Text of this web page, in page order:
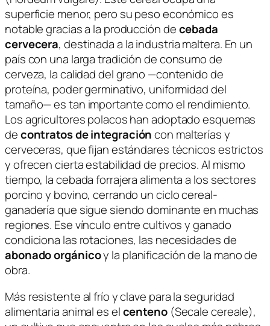
superficie menor, pero su peso económico es
notable gracias a la producción decebada
cervecera, destinada a la industria maltera. En un
país con una larga tradición de consumo de
cerveza, la calidad del grano —contenido de
proteína, poder germinativo, uniformidad del
tamaño— es tan importante como el rendimiento.
Los agricultores polacos han adoptado esquemas
decontratos de integracióncon malterías y
cerveceras, que fijan estándares técnicos estrictos
y ofrecen cierta estabilidad de precios. Al mismo
tiempo, la cebada forrajera alimenta a los sectores
porcino y bovino, cerrando un ciclo cereal-
ganadería que sigue siendo dominante en muchas
regiones. Ese vínculo entre cultivos y ganado
condiciona las rotaciones, las necesidades de
abonado orgánicoy la planificación de la mano de
obra.
Más resistente al frío y clave para la seguridad
alimentaria animal es elcenteno(Secale cereale),